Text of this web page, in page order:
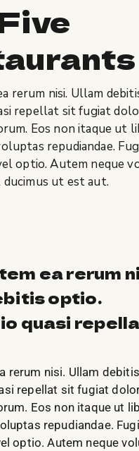
rerum nisi. Ullam
repellat sit fugiat
Eos non itaque ut
repudiandae.
optio. Autem neque
ut est aut.
ea rerum
optio.
quasi
rerum nisi. Ullam
repellat sit fugiat
Eos non itaque ut
repudiandae.
optio. Autem neque